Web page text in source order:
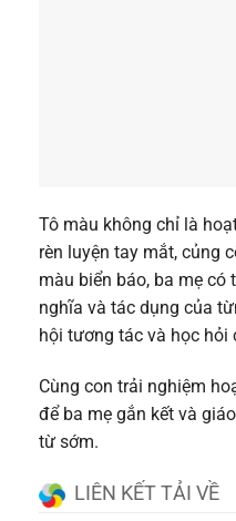
Tô màu không chỉ là
rèn luyện tay mắt, củng
màu biển báo, ba mẹ có
nghĩa và tác dụng của
hội tương tác và học hỏi
Cùng con trải nghiệm
để ba mẹ gắn kết và
từ sớm.
LIÊN KẾT TẢI VỀ